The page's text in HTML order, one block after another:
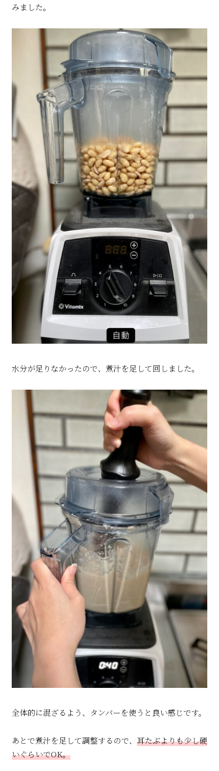
みました。
水分が足りなかったので、煮汁を足して回しました。
全体的に混ざるよう、タンバーを使うと良い感じです。
あとで煮汁を足して調整するので、 耳たぶよりも少し硬
いぐらいでOK。